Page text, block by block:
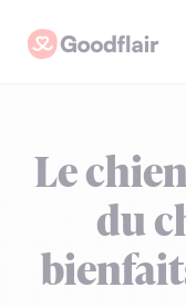
content
Goodflair
Le
du